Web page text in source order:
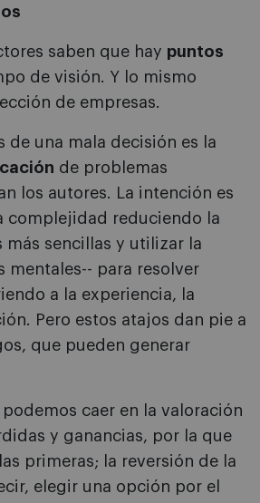
saben que hay puntos
de visión. Y lo mismo
de empresas.
de una mala decisión es la
de problemas
los autores. La intención es
complejidad reduciendo la
más sencillas y utilizar la
mentales-- para resolver
a la experiencia, la
Pero estos atajos dan pie a
que pueden generar
caer en la valoración
y ganancias, por la que
primeras; la reversión de la
elegir una opción por el